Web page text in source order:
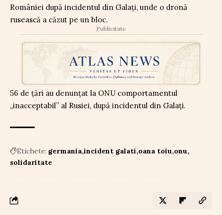
României după incidentul din Galați, unde o dronă
rusească a căzut pe un bloc.
Publicitate
56 de țări au denunțat la ONU comportamentul
„inacceptabil” al Rusiei, după incidentul din Galați.
Etichete: germania incident galati oana toiu onu
solidaritate